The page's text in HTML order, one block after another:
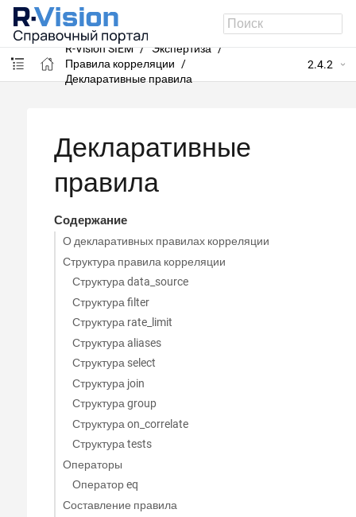
R-Vision SIEM
Экспертиза
Правила корреляции
Декларативные правила
2.4.2
Декларативные
правила
Содержание
О декларативных правилах корреляции
Структура правила корреляции
Структура data_source
Структура filter
Структура rate_limit
Структура aliases
Структура select
Структура join
Структура group
Структура on_correlate
Структура tests
Операторы
Оператор eq
Составление правила